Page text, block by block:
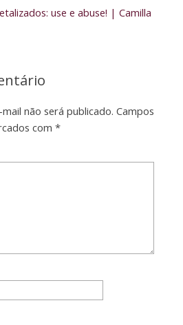
use e abuse! | Camilla
não será publicado. Campos
com *